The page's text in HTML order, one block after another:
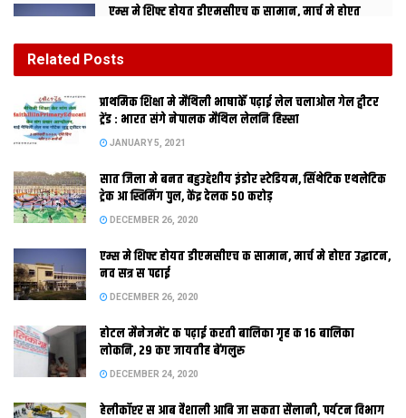
एम्स मे शिफ्ट होयत डीएमसीएच क सामान, मार्च मे होएत
लोकनि, 29 कए जायतीह बेंगलुरु
रामबाबू
पटना । राज्यक स्वास्थ्य संस्थान सभक मूल्यांकन कएल गेल अछि। जिला
अस्पतालकें सूचीमे पहिल स्थान मोतिहारी आ दोसर बेगूसराय कए भेटलनि
अछि। पहिल स्थान प्राप्त संस्थानकेँ पचास लाख आ दोसर स्थान वालाकेँ
बीस लाख रुपैया पुरस्कार देल जेतनि। राज्य स्वास्थ्य समितिक कार्यपालक
कार्यक्रम केर अंतर्गत राज्य स्तरीय पुरस्कार कमिटिक बैसारमे ई निर्णय सभ
लेल गेल।
बैसारमे सामुदायिक स्वास्थ्य केन्द्रक श्रेणीमे गोपालगंज केर उचका गाम
Related Posts
प्राथमिक शि‍क्षा मे मैथि‍ली भाषाकेँ पढ़ाई लेल चलाओल गेल ट्वीटर
ट्रेंड : भारत संगे नेपालक मैथिल लेलनि हिस्सा
JANUARY 5, 2021
सात जिला मे बनत बहुउद्देशीय इंडोर स्‍टेडि‍यम, सिंथेटिक एथलेटिक
ट्रेक आ स्विमिंग पुल, केंद्र देलक 50 करोड़
DECEMBER 26, 2020
एम्स मे शिफ्ट होयत डीएमसीएच क सामान, मार्च मे होएत उद्घाटन,
नव सत्र स पढाई
DECEMBER 26, 2020
होटल मैनेजमेंट क पढ़ाई करती बालिका गृह क 16 बालिका
लोकनि, 29 कए जायतीह बेंगलुरु
DECEMBER 24, 2020
हेलीकॉप्टर स आब वैशाली आबि जा सकता सैलानी, पर्यटन विभाग